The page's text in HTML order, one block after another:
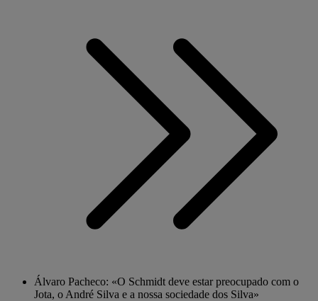
Álvaro Pacheco: «O Schmidt deve estar preocupado com o
Jota, o André Silva e a nossa sociedade dos Silva»